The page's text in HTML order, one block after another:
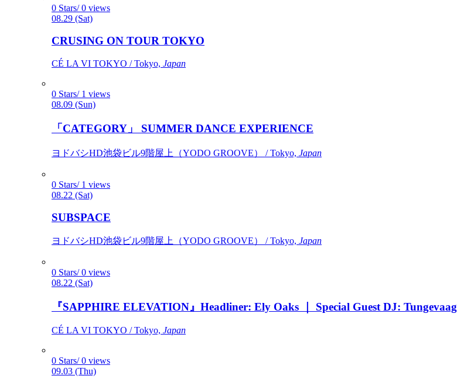
0 Stars/ 0 views
08.29 (Sat)
CRUSING ON TOUR TOKYO
CÉ LA VI TOKYO / Tokyo, Japan
0 Stars/ 1 views
08.09 (Sun)
「CATEGORY」 SUMMER DANCE EXPERIENCE
ヨドバシHD池袋ビル9階屋上（YODO GROOVE） / Tokyo, Japan
0 Stars/ 1 views
08.22 (Sat)
SUBSPACE
ヨドバシHD池袋ビル9階屋上（YODO GROOVE） / Tokyo, Japan
0 Stars/ 0 views
08.22 (Sat)
『SAPPHIRE ELEVATION』Headliner: Ely Oaks ｜ Special Guest DJ: Tungevaag
CÉ LA VI TOKYO / Tokyo, Japan
0 Stars/ 0 views
09.03 (Thu)